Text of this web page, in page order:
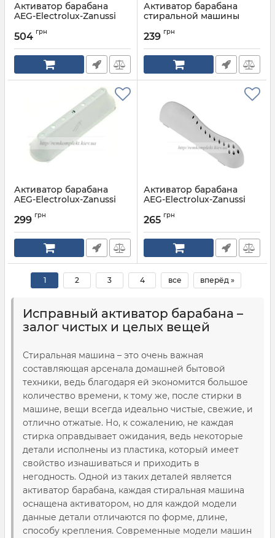
Активатор барабана
AEG-Electrolux-Zanussi
Артикул:
504 грн
Активатор барабана
стиральной машины
Артикул:
239 грн
Активатор барабана
AEG-Electrolux-Zanussi
Артикул:
299 грн
Активатор барабана
AEG-Electrolux-Zanussi
Артикул:
265 грн
1 2 3 4 все вперёд »
Исправный активатор барабана –
залог чистых и целых вещей
Стиральная машина – это очень важная
составляющая арсенала домашней бытовой
техники, ведь благодаря ей экономится большое
количество времени, к тому же, после стирки в
машине, вещи всегда идеально чистые, свежие, и
отлично отжатые. Но, к сожалению, не каждая
стирка оправдывает ожидания, ведь некоторые
детали исполнены из пластика, который имеет
свойство изнашиваться и приходить в
негодность. Одной из таких деталей является
активатор барабана, каждая стиральная машина
оснащена активатором, но для каждой модели
данные детали отличаются по форме, длине,
способу крепления. Современные модели машин